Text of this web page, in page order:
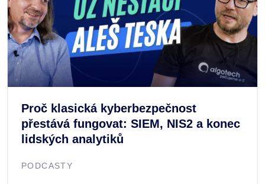
Proč klasická kyberbezpečnost
přestává fungovat: SIEM, NIS2 a konec
lidských analytiků
PODCASTY